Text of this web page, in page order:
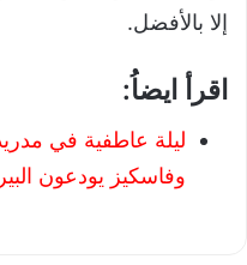
إلا بالأفضل.
اقرأ ايضاُ:
ليلة عاطفية في
وفاسكيز يودعون